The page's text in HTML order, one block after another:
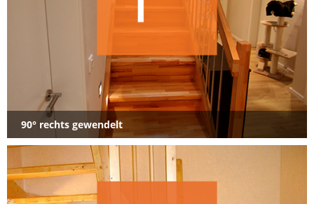
90° rechts gewendelt